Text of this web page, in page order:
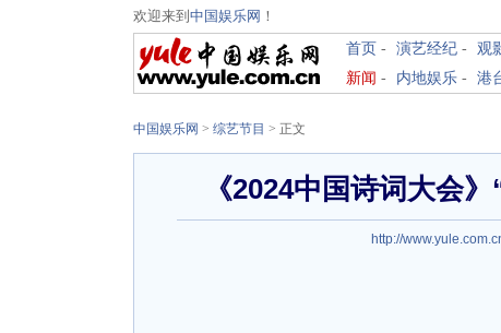
欢迎来到 中国娱乐网 ！
首页 - 演艺经纪 - 观
新闻 - 内地娱乐 - 港
中国娱乐网 > 综艺节目 > 正文
《2024中国诗词大会
http://